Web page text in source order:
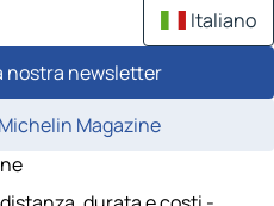
Italiano
nostra newsletter
Magazine